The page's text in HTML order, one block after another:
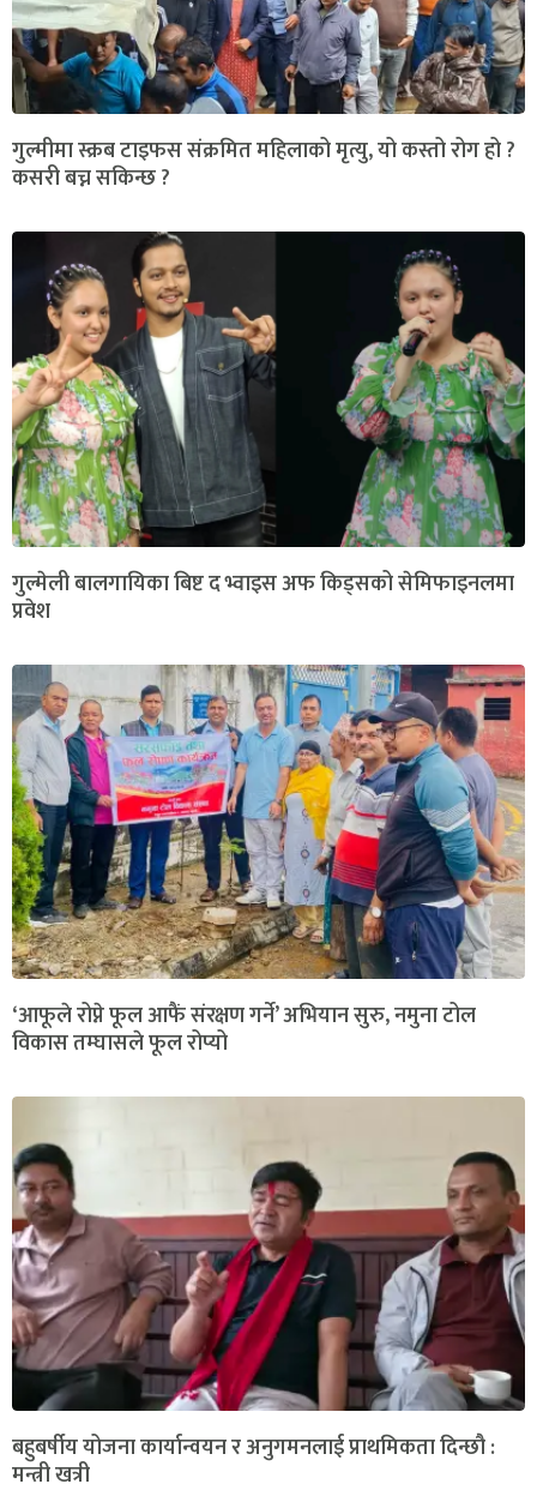
गुल्मीमा स्क्रब टाइफस संक्रमित महिलाको मृत्यु, यो कस्तो रोग हो ?
कसरी बच्न सकिन्छ ?
गुल्मेली बालगायिका बिष्ट द भ्वाइस अफ किड्सको सेमिफाइनलमा
प्रवेश
‘आफूले रोप्ने फूल आफैं संरक्षण गर्ने’ अभियान सुरु, नमुना टोल
विकास तम्घासले फूल रोप्यो
बहुबर्षीय योजना कार्यान्वयन र अनुगमनलाई प्राथमिकता दिन्छौ :
मन्त्री खत्री